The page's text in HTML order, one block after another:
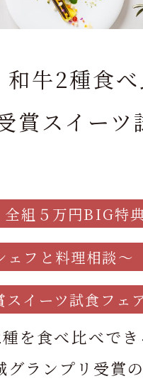
和牛2種食
賞スイーツ
全組５万円BIG特
ェフと料理相談～
イーツ試食フェ
を食べ比べで
グランプリ受賞